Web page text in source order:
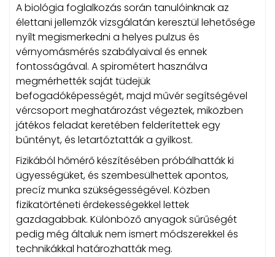
A biológia foglalkozás során tanulóinknak az
élettani jellemzők vizsgálatán keresztül lehetősége
nyílt megismerkedni a helyes pulzus és
vérnyomásmérés szabályaival és ennek
fontosságával. A spirométert használva
megmérhették saját tüdejük
befogadóképességét, majd művér segítségével
vércsoport meghatározást végeztek, miközben
játékos feladat keretében felderítettek egy
bűntényt, és letartóztatták a gyilkost.
Fizikából hőmérő készítésében próbálhatták ki
ügyességüket, és szembesülhettek apontos,
precíz munka szükségességével. Közben
fizikatörténeti érdekességekkel lettek
gazdagabbak. Különböző anyagok sűrűségét
pedig még általuk nem ismert módszerekkel és
technikákkal határozhatták meg.